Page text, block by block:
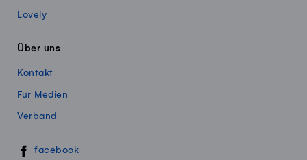
Lovely
Über uns
Kontakt
Für Medien
Verband
Swissmillk auf Social Media
facebook